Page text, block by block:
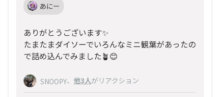
あにー
ありがとうございます✨
たまたまダイソーでいろんなミニ観葉があったの
で詰め込んでみました🪴😊
SNOOPY、 他3人がリアクション